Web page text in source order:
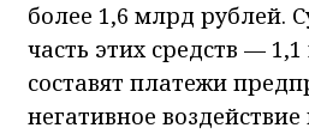
более 1,6 млрд рублей.
часть этих средств —
составят платежи
негативное